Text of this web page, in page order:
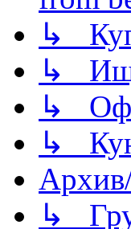
↳
↳ Ищу
↳
↳
↳